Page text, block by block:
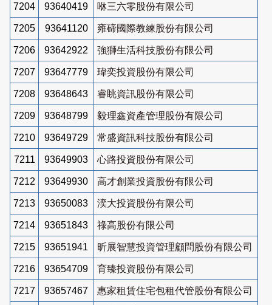
7204 93640419 咻三六零股份有限公司
7205 93641120 雍碲國際教練股份有限公司
7206 93642922 強獅生活科技股份有限公司
7207 93647779 瑋奕投資股份有限公司
7208 93648643 睿眺資訊股份有限公司
7209 93648799 毅理鑫資產管理股份有限公司
7210 93649729 常盛資訊科技股份有限公司
7211 93649903 心路投資股份有限公司
7212 93649930 高才創業投資股份有限公司
7213 93650083 湙大投資股份有限公司
7214 93651843 祿高股份有限公司
7215 93651941 昕展智慧投資管理顧問股份有限公司
7216 93654709 育臻投資股份有限公司
7217 93657467 惠家租賃住宅包租代管股份有限公司